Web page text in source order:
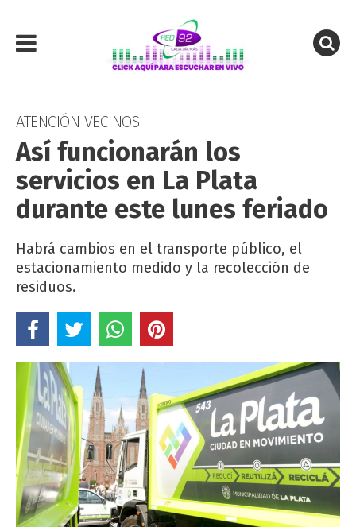
ATENCIÓN VECINOS
Así funcionarán los
servicios en La Plata
durante este lunes feriado
Habrá cambios en el transporte público, el
estacionamiento medido y la recolección de
residuos.